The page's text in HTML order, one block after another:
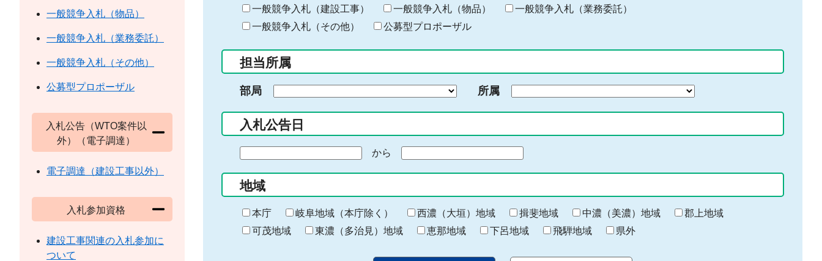
キ
ー
ー
入
力
一般競争入札（建設工事） 一般競争入札（物品）
一般競争入札（業務委託）
一般競争入札（その他）
公募型プロポーザル
担当所属
部局 所属
入札公告日
の
始
ま
り
から
終
わ
り
地域
本庁 岐阜地域（本庁除く） 西濃（大垣）地域 揖斐地域 中濃（美濃）地域
郡上地域
可茂地域
東濃（多治見）地域 恵那地域 下呂地域 飛騨地域 県外
一般競争入札（物品）
一般競争入札（業務委託）
一般競争入札（その他）
公募型プロポーザル
入札公告（WTO案件以
外）（電子調達）
電子調達（建設工事以外）
入札参加資格
建設工事関連の入札参加に
ついて